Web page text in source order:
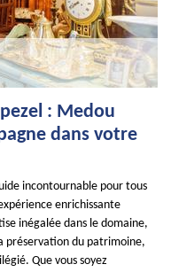
: Medou
dans votre
incontournable pour tous
enrichissante
inégalée dans le domaine,
préservation du patrimoine,
Que vous soyez